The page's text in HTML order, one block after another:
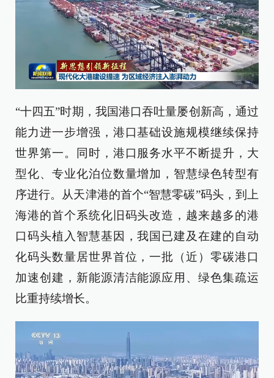
“十四五”时期，我国港口吞吐量屡创新高，通过
能力进一步增强，港口基础设施规模继续保持
世界第一。同时，港口服务水平不断提升，大
型化、专业化泊位数量增加，智慧绿色转型有
序进行。从天津港的首个“智慧零碳”码头，到上
海港的首个系统化旧码头改造，越来越多的港
口码头植入智慧基因，我国已建及在建的自动
化码头数量居世界首位，一批（近）零碳港口
加速创建，新能源清洁能源应用、绿色集疏运
比重持续增长。